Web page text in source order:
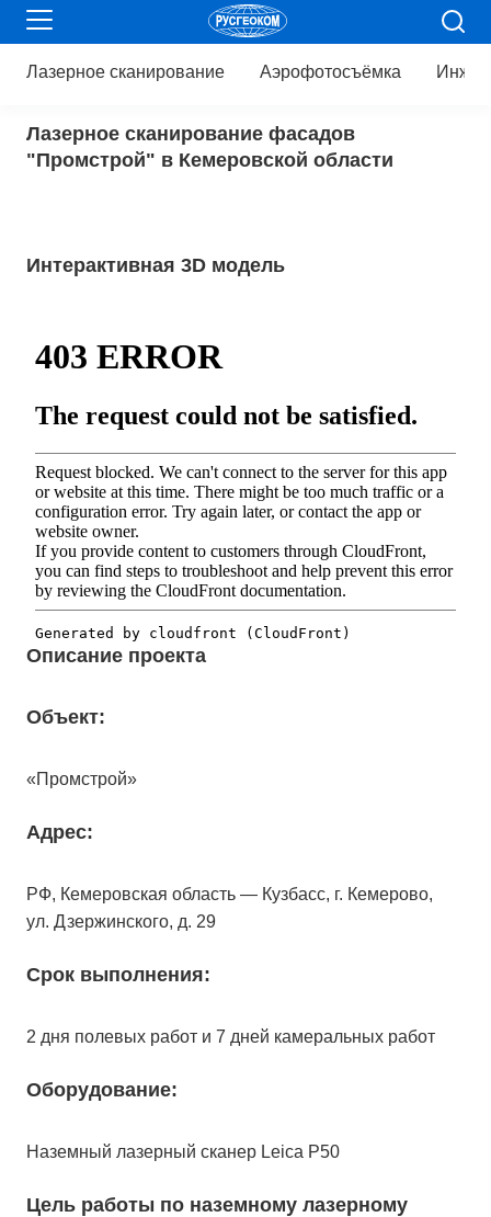
Лазерное сканирование Аэрофотосъёмка
Лазерное сканирование фасадов
"Промстрой" в Кемеровской области
Интерактивная 3D модель
Описание проекта
Объект:
«Промстрой»
Адрес:
РФ, Кемеровская область — Кузбасс, г. Кемерово,
ул. Дзержинского, д. 29
Срок выполнения:
2 дня полевых работ и 7 дней камеральных работ
Оборудование:
Наземный лазерный сканер Leica P50
Цель работы по наземному лазерному